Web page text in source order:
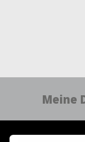
Meine